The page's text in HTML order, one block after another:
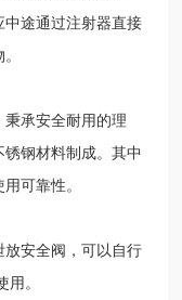
途通过注射器直接
承安全耐用的理
钢材料制成。其中
可靠性。
安全阀，可以自行
。